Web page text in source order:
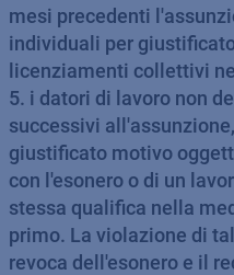
mesi precedenti
individuali per
licenziamenti collettivi
5. i datori di lavoro non
successivi
giustificato motivo
con l'esonero o di un
stessa qualifica nella
primo. La violazione di
revoca dell'esonero e il